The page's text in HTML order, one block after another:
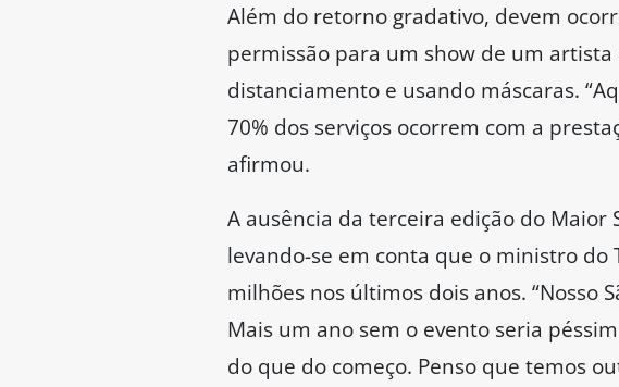
Além do retorno gradativo, devem
permissão para um show de um
distanciamento e usando máscaras.
70% dos serviços ocorrem com a
afirmou.
A ausência da terceira edição do Maior
levando-se em conta que o ministro do
milhões nos últimos dois anos. “Nosso
Mais um ano sem o evento seria
do que do começo. Penso que temos